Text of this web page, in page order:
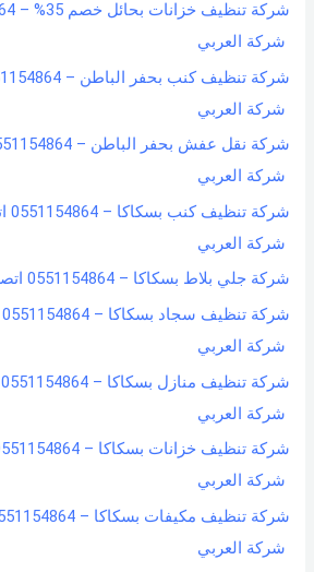
شركة العربي
شركة العربي
شركة العربي
شركة العربي
شركة جلي بلاط بسكاكا – 0551154864 اتصل بنا – شركة العربي
شركة العربي
شركة العربي
شركة العربي
شركة العربي